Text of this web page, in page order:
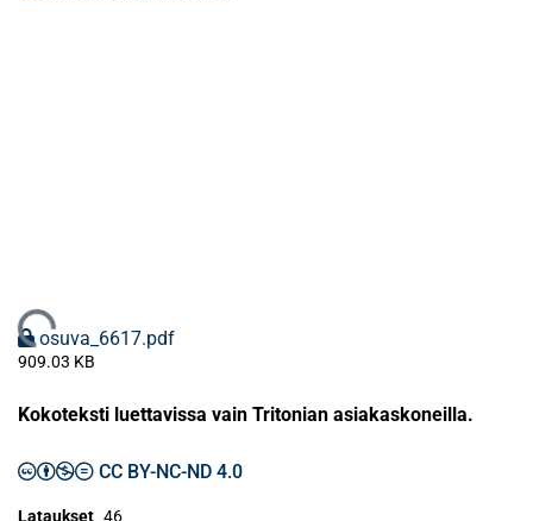
Ladataan...osuva_6617.pdf
909.03 KB
Kokoteksti luettavissa vain Tritonian asiakaskoneilla.
CC BY-NC-ND 4.0
Lataukset 46